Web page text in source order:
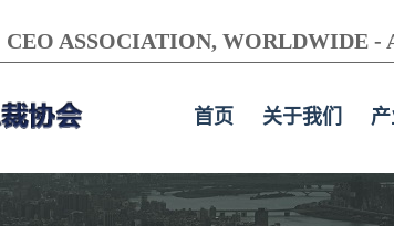
ASSOCIATION, WORLDWIDE -
首页 关于我们